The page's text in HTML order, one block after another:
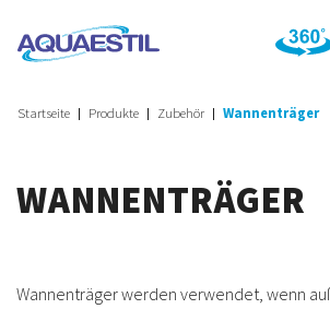
Startseite Produkte Zubehör Wannenträger
WANNENTRÄGER
Wannenträger werden verwendet, wenn